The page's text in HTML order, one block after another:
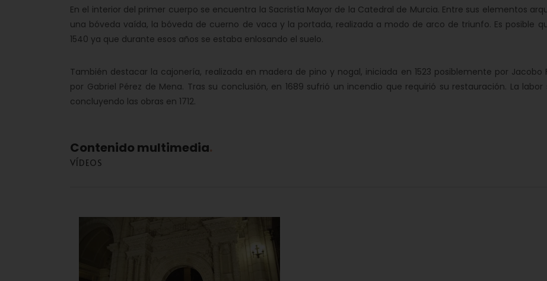
En el interior del primer cuerpo se encuentra la Sacristía Mayor de la Catedral de Murcia. Entre sus elementos
una bóveda vaída, la bóveda de cuerno de vaca y la portada, realizada a modo de arco de triunfo. Es posible
1540 ya que durante esos años se estaba enlosando el suelo.
También destacar la cajonería, realizada en madera de pino y nogal, iniciada en 1523 posiblemente por
por Gabriel Pérez de Mena. Tras su conclusión, en 1689 sufrió un incendio que requirió su restauración. La
concluyendo las obras en 1712.
Contenido multimedia
VÍDEOS